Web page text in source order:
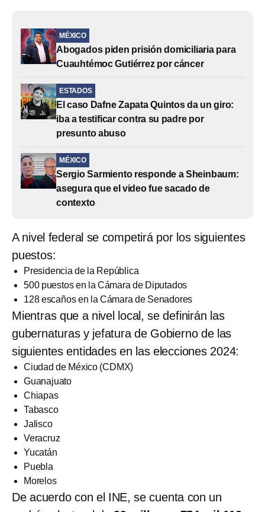
MÉXICO
Abogados piden prisión domiciliaria para
Cuauhtémoc Gutiérrez por cáncer
ESTADOS
El caso Dafne Zapata Quintos da un giro:
iba a testificar contra su padre por
presunto abuso
MÉXICO
Sergio Sarmiento responde a Sheinbaum:
asegura que el video fue sacado de
contexto
A nivel federal se competirá por los siguientes
puestos:
Presidencia de la República
500 puestos en la Cámara de Diputados
128 escaños en la Cámara de Senadores
Mientras que a nivel local, se definirán las
gubernaturas y jefatura de Gobierno de las
siguientes entidades en las elecciones 2024:
Ciudad de México (CDMX)
Guanajuato
Chiapas
Tabasco
Jalisco
Veracruz
Yucatán
Puebla
Morelos
De acuerdo con el INE, se cuenta con un